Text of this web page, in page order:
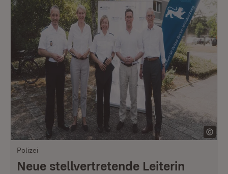
Polizei
Neue stellvertretende Leiterin